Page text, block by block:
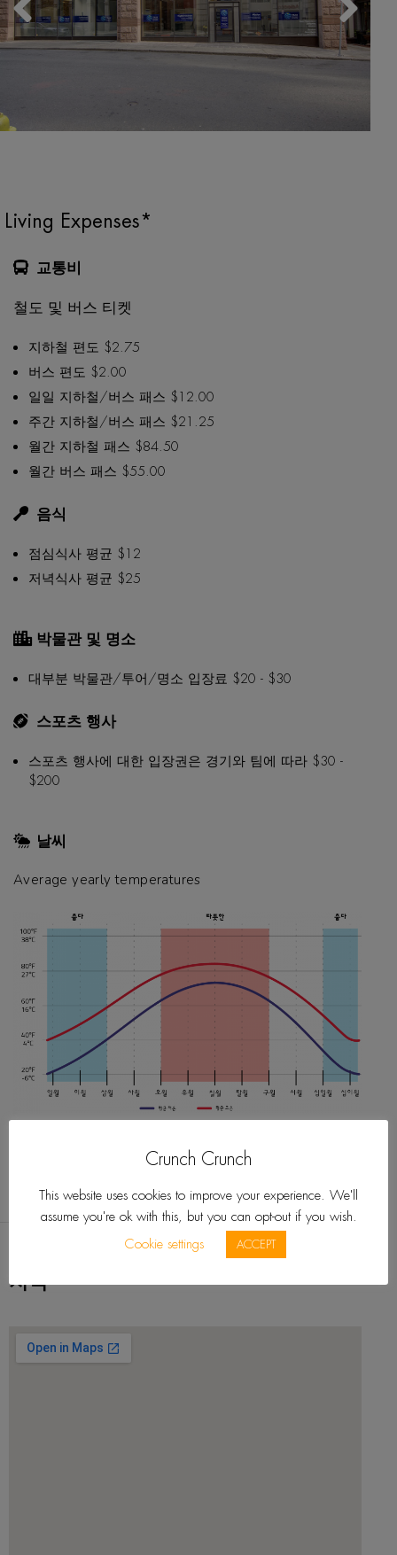
Living Expenses*
교통비
철도 및 버스 티켓
지하철 편도 $2.75
버스 편도 $2.00
일일 지하철/버스 패스 $12.00
주간 지하철/버스 패스 $21.25
월간 지하철 패스 $84.50
월간 버스 패스 $55.00
음식
점심식사 평균 $12
저녁식사 평균 $25
박물관 및 명소
대부분 박물관/투어/명소 입장료 $20 - $30
스포츠 행사
스포츠 행사에 대한 입장권은 경기와 팀에 따라 $30 -
$200
날씨
Average yearly temperatures
**Depending on the number of zones traveled
지역
Crunch Crunch
This website uses cookies to improve your experience. We'll
assume you're ok with this, but you can opt-out if you wish.
Cookie settings
ACCEPT